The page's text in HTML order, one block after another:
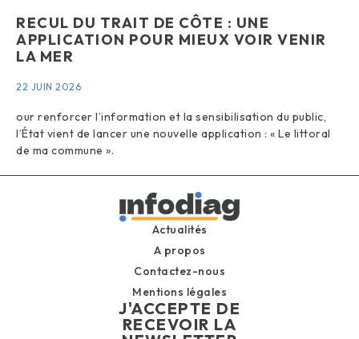
RECUL DU TRAIT DE CÔTE : UNE
APPLICATION POUR MIEUX VOIR VENIR
LA MER
22 JUIN 2026
our renforcer l’information et la sensibilisation du public,
l’État vient de lancer une nouvelle application : « Le littoral
de ma commune ».
Actualités
A propos
Contactez-nous
Mentions légales
J'ACCEPTE DE
RECEVOIR LA